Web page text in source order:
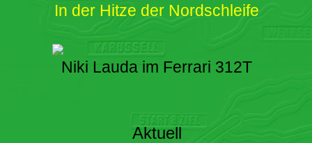
In der Hitze der Nordschleife
Niki Lauda im Ferrari 312T
Aktuell